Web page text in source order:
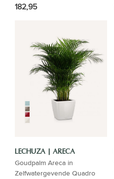
182,95
LECHUZA | ARECA
Goudpalm Areca in
Zelfwatergevende Quadro